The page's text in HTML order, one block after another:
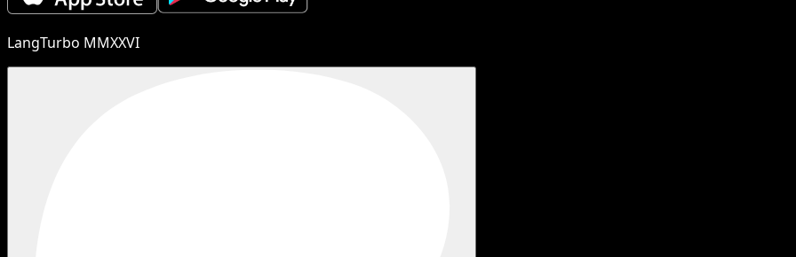
LangTurbo MMXXVI